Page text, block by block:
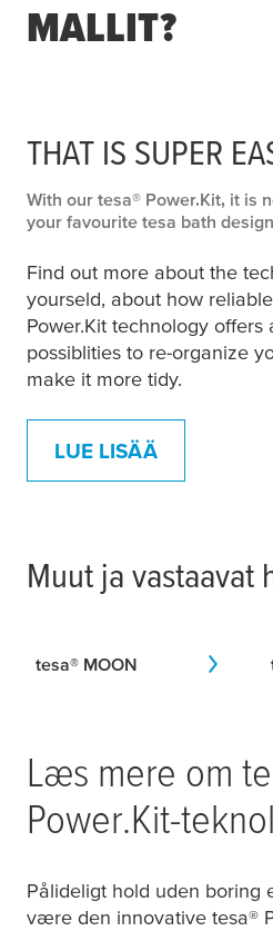
MALLIT?
THAT IS SUPER
With our tesa® Power.Kit, it is
your favourite tesa bath
Find out more about the
yourseld, about how
Power.Kit technology
possiblities to re-organize
make it more tidy.
LUE LISÄÄ
Muut ja vastaavat
tesa® MOON
Læs mere om
Power.Kit-
Pålideligt hold uden boring
være den innovative tesa®